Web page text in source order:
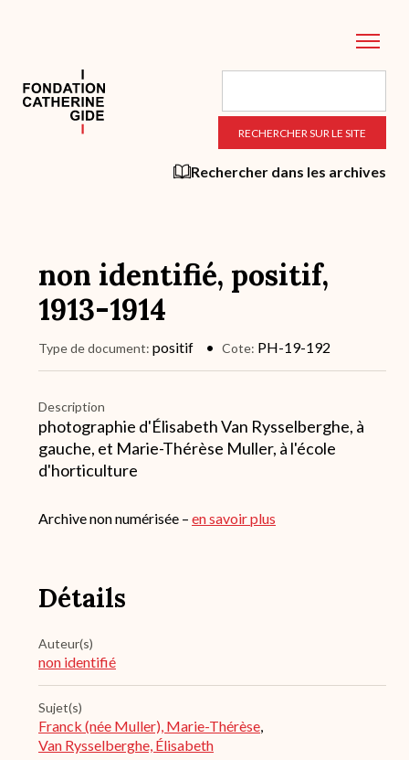
principal
Rechercher dans les archives
non identifié, positif,
1913-1914
Type de document positif Cote PH-19-192
Description
photographie d'Élisabeth Van Rysselberghe, à
gauche, et Marie-Thérèse Muller, à l'école
d'horticulture
Archive non numérisée – en savoir plus
Détails
Auteur(s)
non identifié
Sujet(s)
Franck (née Muller), Marie-Thérèse,
Van Rysselberghe, Élisabeth